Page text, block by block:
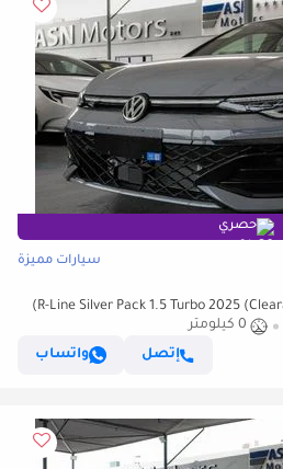
حصري
سيارات مميزة
0 كيلومتر
إتصل
واتساب